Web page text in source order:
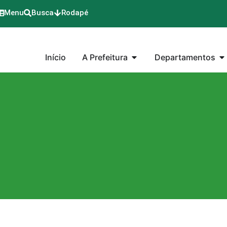
Menu Busca Rodapé
Início A Prefeitura Departamentos